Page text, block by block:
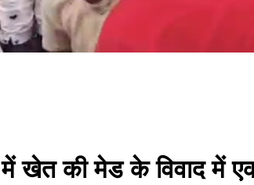
में खेत की मेड के विवाद में